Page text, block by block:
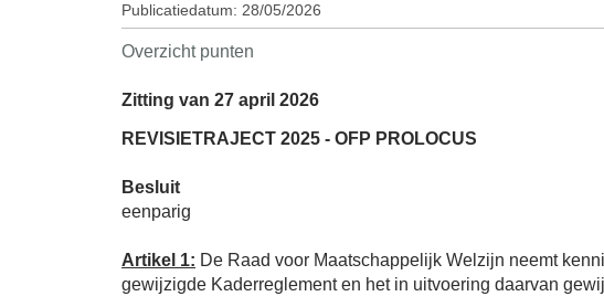
Publicatiedatum: 28/05/2026
Overzicht punten
Zitting van 27 april 2026
REVISIETRAJECT 2025 - OFP PROLOCUS
Besluit
eenparig
Artikel 1: De Raad voor Maatschappelijk Welzijn neemt
gewijzigde Kaderreglement en het in uitvoering daarvan